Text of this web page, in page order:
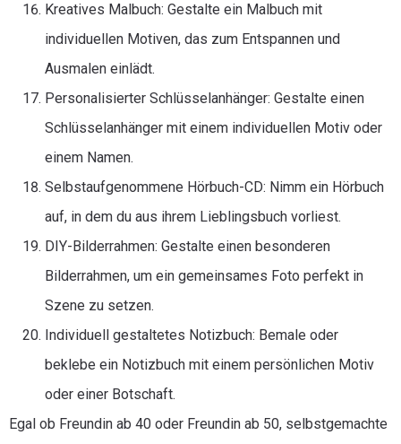
Kreatives Malbuch: Gestalte ein Malbuch mit
individuellen Motiven, das zum Entspannen und
Ausmalen einlädt.
Personalisierter Schlüsselanhänger: Gestalte einen
Schlüsselanhänger mit einem individuellen Motiv oder
einem Namen.
Selbstaufgenommene Hörbuch-CD: Nimm ein Hörbuch
auf, in dem du aus ihrem Lieblingsbuch vorliest.
DIY-Bilderrahmen: Gestalte einen besonderen
Bilderrahmen, um ein gemeinsames Foto perfekt in
Szene zu setzen.
Individuell gestaltetes Notizbuch: Bemale oder
beklebe ein Notizbuch mit einem persönlichen Motiv
oder einer Botschaft.
Egal ob Freundin ab 40 oder Freundin ab 50, selbstgemachte